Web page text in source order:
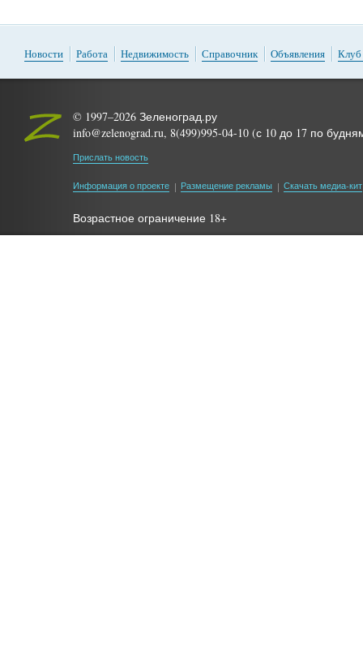
Новости Работа Недвижимость Справочник Объявления Клуб
© 1997–2026 Зеленоград.ру
info@zelenograd.ru, 8(499)995-04-10 (с 10 до 17 по
Прислать новость
Информация о проекте Размещение рекламы Скачать медиа-кит
Возрастное ограничение 18+